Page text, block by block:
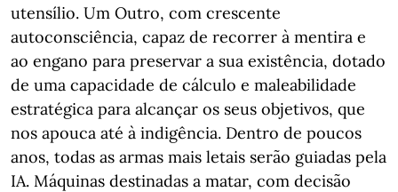
utensílio. Um Outro, com crescente
autoconsciência, capaz de recorrer à mentira e
ao engano para preservar a sua existência, dotado
de uma capacidade de cálculo e maleabilidade
estratégica para alcançar os seus objetivos, que
nos apouca até à indigência. Dentro de poucos
anos, todas as armas mais letais serão guiadas pela
IA. Máquinas destinadas a matar, com decisão